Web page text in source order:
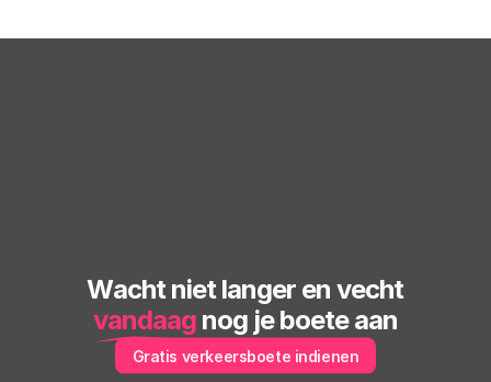
Wacht niet langer en vecht
vandaag nog je boete aan
Gratis verkeersboete indienen